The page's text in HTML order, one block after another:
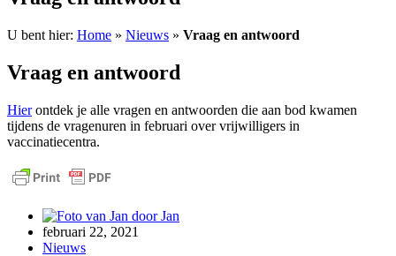
U bent hier: Home » Nieuws » Vraag en antwoord
Vraag en antwoord
Hierontdek je alle vragen en antwoorden die aan bod kwamen
tijdens de vragenuren in februari over vrijwilligers in
vaccinatiecentra.
doorJan
februari 22, 2021
Nieuws